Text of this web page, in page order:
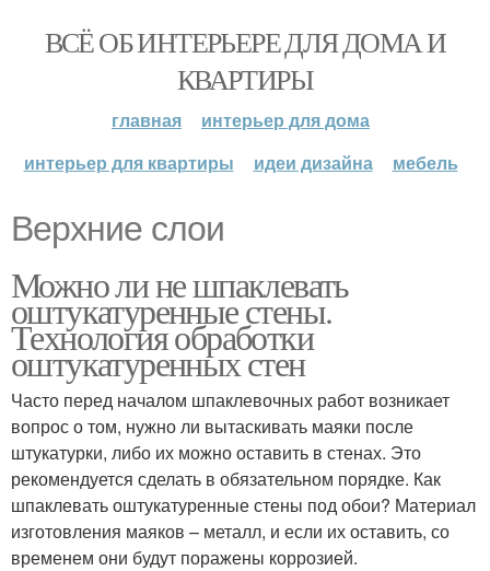
ВСЁ ОБ ИНТЕРЬЕРЕ ДЛЯ ДОМА И
КВАРТИРЫ
главная
интерьер для дома
интерьер для квартиры
идеи дизайна мебель
Верхние слои
Можно ли не шпаклевать
оштукатуренные стены.
Технология обработки
оштукатуренных стен
Часто перед началом шпаклевочных работ возникает
вопрос о том, нужно ли вытаскивать маяки после
штукатурки, либо их можно оставить в стенах. Это
рекомендуется сделать в обязательном порядке. Как
шпаклевать оштукатуренные стены под обои? Материал
изготовления маяков – металл, и если их оставить, со
временем они будут поражены коррозией.